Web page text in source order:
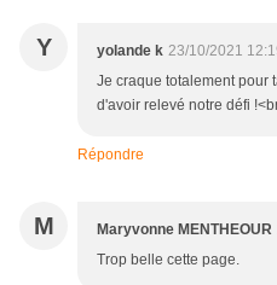
Y yolande k 23/10/2021
Je craque totalement pour
d'avoir relevé notre défi
Répondre
M Maryvonne MENTHEOUR
Trop belle cette page.